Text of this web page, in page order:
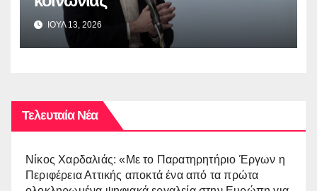
ΙΟΥΛ 13, 2026
Τελευταία Νέα
Νίκος Χαρδαλιάς: «Με το Παρατηρητήριο Έργων η
Περιφέρεια Αττικής αποκτά ένα από τα πρώτα